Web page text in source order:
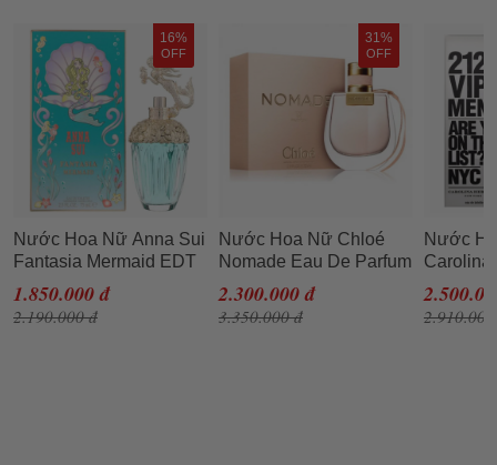
16%
OFF
Nước Hoa Nữ Anna Sui
Fantasia Mermaid EDT
75ml
1.850.000 đ
2.190.000 đ
31%
OFF
Nước Hoa Nữ Chloé
Nomade Eau De Parfum
75ml
2.300.000 đ
3.350.000 đ
Nước
Carolina
VIP